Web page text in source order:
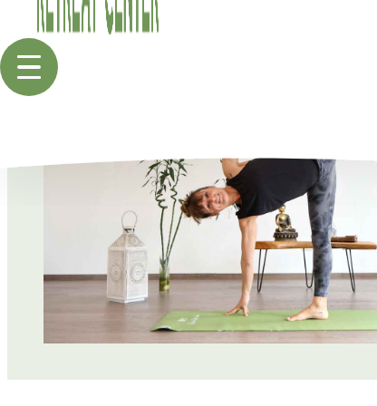
Menü
öffnen
VERPFLEGUNG